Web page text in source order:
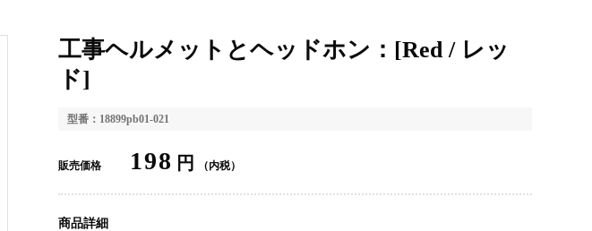
工事ヘルメットとヘッドホン：[Red / レッ
ド]
型番：18899pb01-021
販売価格 198 円 （内税）
商品詳細